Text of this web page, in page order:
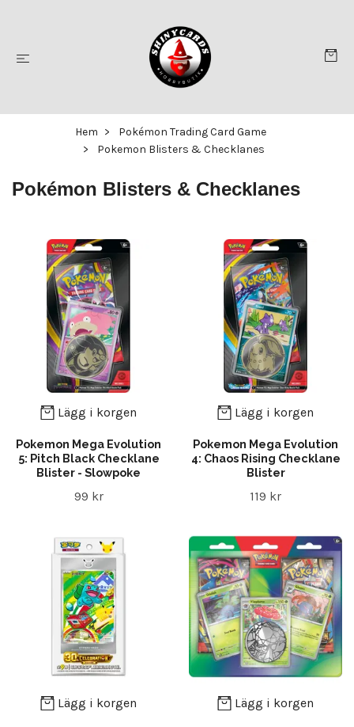
Hem
Pokémon Trading Card Game
Pokemon Blisters & Checklanes
Pokémon Blisters & Checklanes
Lägg i korgen
Pokemon Mega Evolution
5: Pitch Black Checklane
Blister - Slowpoke
99 kr
Lägg i korgen
Pokemon Mega Evolution
4: Chaos Rising Checklane
Blister
119 kr
Lägg i korgen Lägg i korgen